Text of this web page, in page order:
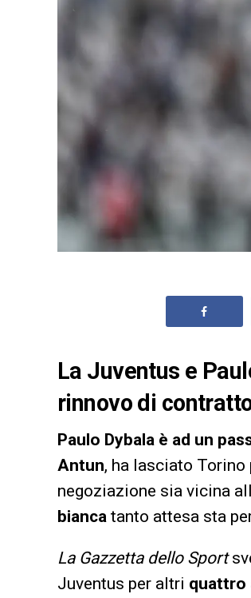
La Juventus e
rinnovo di
Paulo Dybala è ad un
Antun, ha lasciato
negoziazione sia vicina
bianca tanto attesa sta
La Gazzetta dello Sport
Juventus per altri quattro